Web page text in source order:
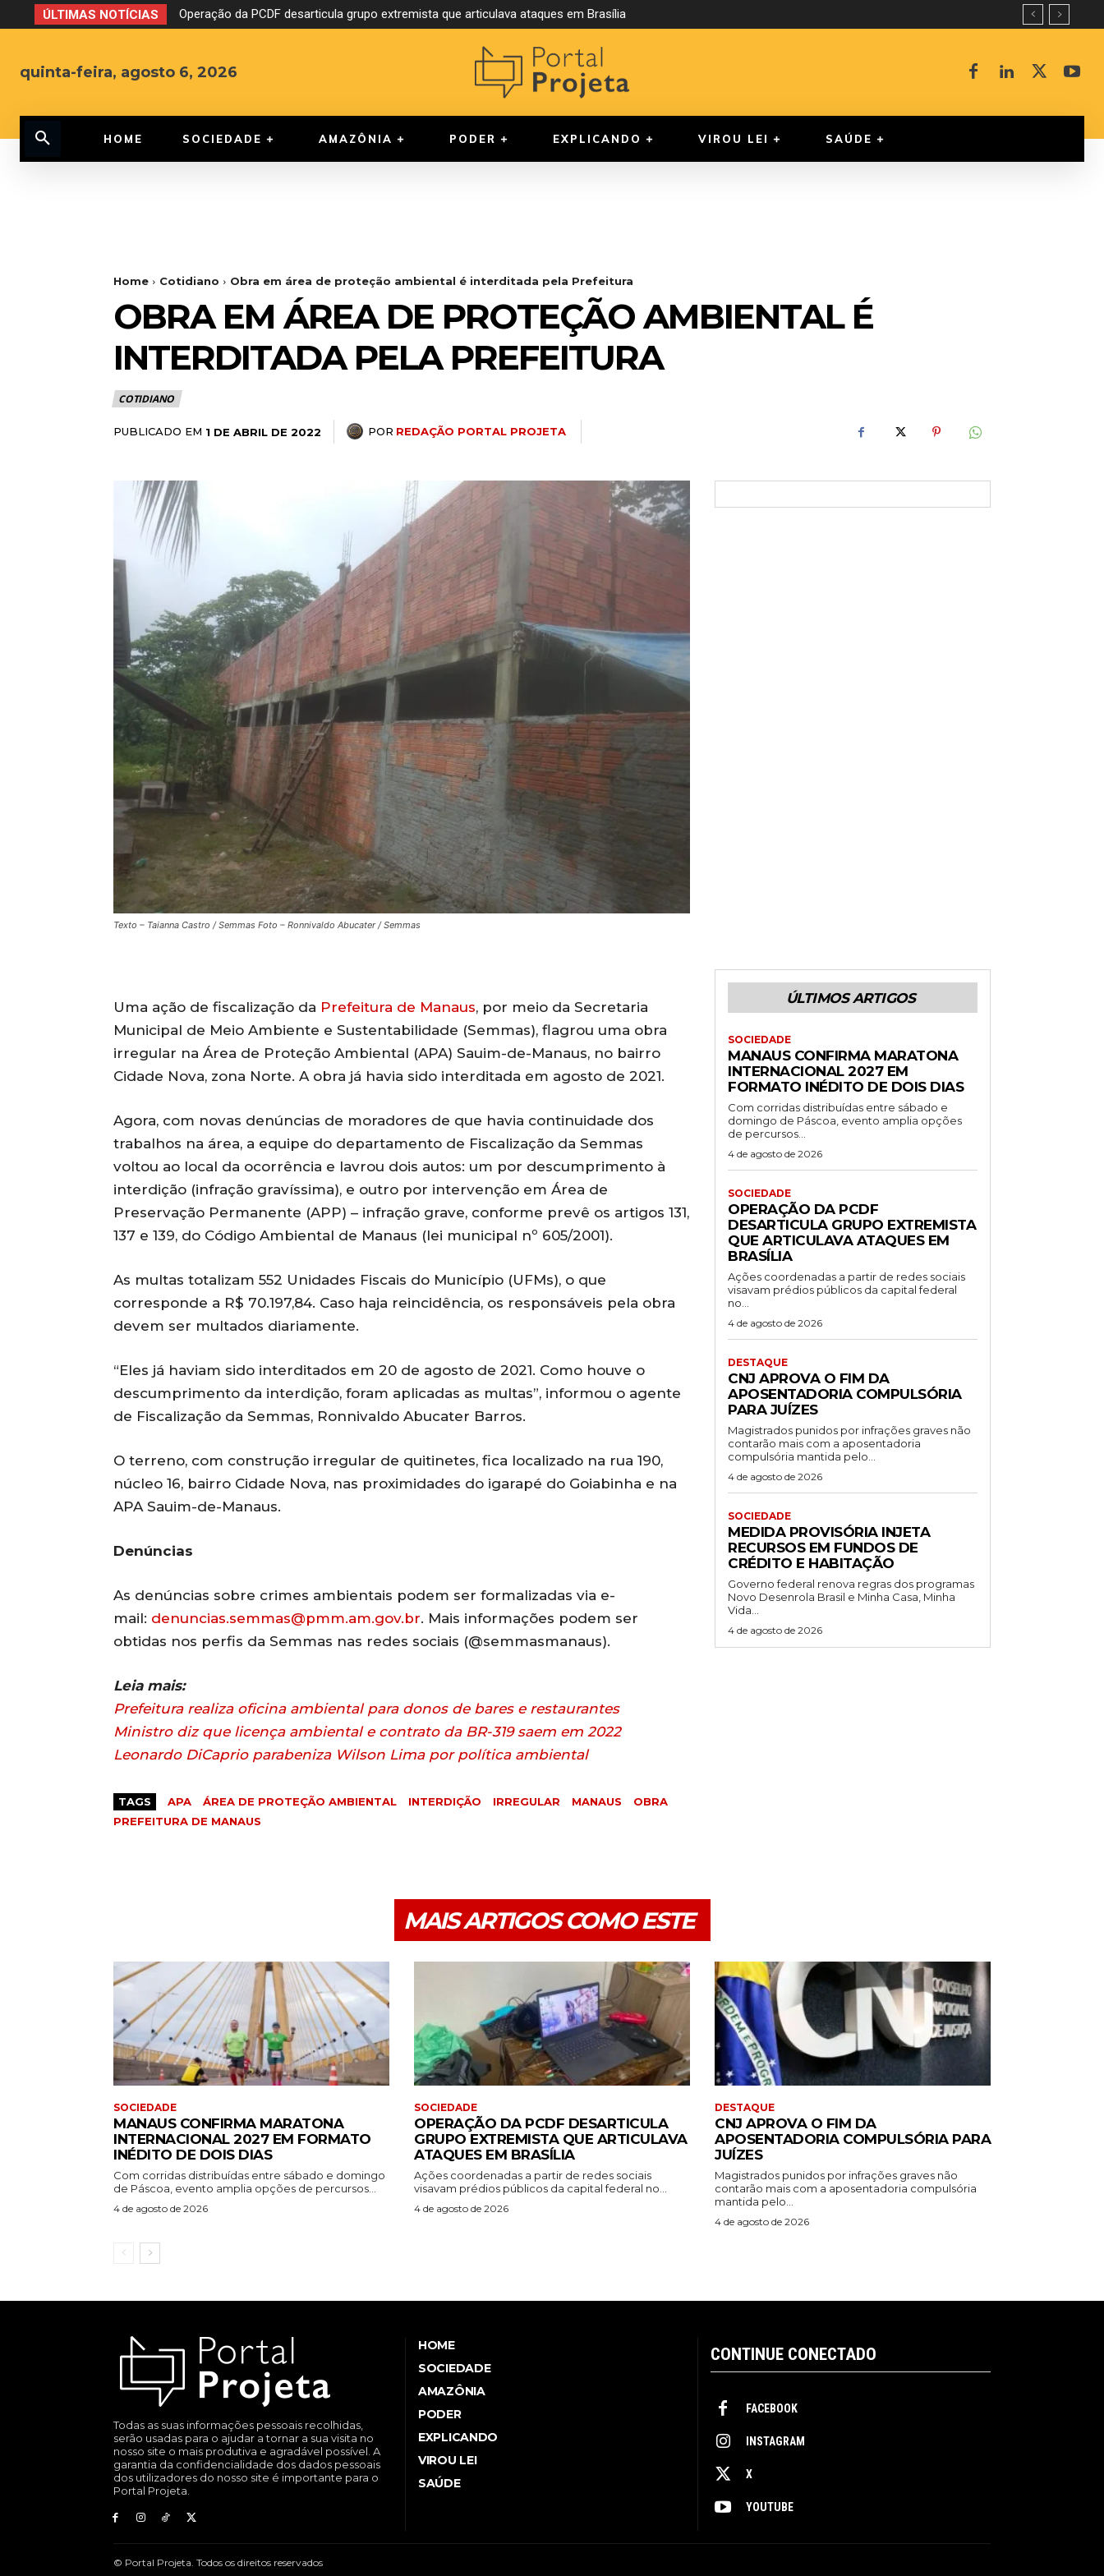
ÚLTIMAS NOTÍCIAS Operação da PCDF desarticula grupo extremista que articulava ataques em Brasília
CNJ aprova o fim da aposentadoria compulsória para juízes
quinta-feira, agosto 6, 2026
HOME SOCIEDADE AMAZÔNIA PODER EXPLICANDO VIROU LEI SAÚDE
Home Cotidiano Obra em área de proteção ambiental é interditada pela Prefeitura
OBRA EM ÁREA DE PROTEÇÃO AMBIENTAL É
INTERDITADA PELA PREFEITURA
COTIDIANO
PUBLICADO EM 1 DE ABRIL DE 2022 POR REDAÇÃO PORTAL PROJETA
Texto – Taianna Castro / Semmas Foto – Ronnivaldo Abucater / Semmas
Uma ação de fiscalização da Prefeitura de Manaus, por meio da Secretaria
Municipal de Meio Ambiente e Sustentabilidade (Semmas), flagrou uma obra
irregular na Área de Proteção Ambiental (APA) Sauim-de-Manaus, no bairro
Cidade Nova, zona Norte. A obra já havia sido interditada em agosto de 2021.
Agora, com novas denúncias de moradores de que havia continuidade dos
trabalhos na área, a equipe do departamento de Fiscalização da Semmas
voltou ao local da ocorrência e lavrou dois autos: um por descumprimento à
interdição (infração gravíssima), e outro por intervenção em Área de
Preservação Permanente (APP) – infração grave, conforme prevê os artigos 131,
137 e 139, do Código Ambiental de Manaus (lei municipal nº 605/2001).
As multas totalizam 552 Unidades Fiscais do Município (UFMs), o que
corresponde a R$ 70.197,84. Caso haja reincidência, os responsáveis pela obra
devem ser multados diariamente.
“Eles já haviam sido interditados em 20 de agosto de 2021. Como houve o
descumprimento da interdição, foram aplicadas as multas”, informou o agente
de Fiscalização da Semmas, Ronnivaldo Abucater Barros.
O terreno, com construção irregular de quitinetes, fica localizado na rua 190,
núcleo 16, bairro Cidade Nova, nas proximidades do igarapé do Goiabinha e na
APA Sauim-de-Manaus.
Denúncias
As denúncias sobre crimes ambientais podem ser formalizadas via e-
mail: denuncias.semmas@pmm.am.gov.br. Mais informações podem ser
obtidas nos perfis da Semmas nas redes sociais (@semmasmanaus).
Leia mais:
Prefeitura realiza oficina ambiental para donos de bares e restaurantes
Ministro diz que licença ambiental e contrato da BR-319 saem em 2022
Leonardo DiCaprio parabeniza Wilson Lima por política ambiental
TAGS APA ÁREA DE PROTEÇÃO AMBIENTAL INTERDIÇÃO IRREGULAR MANAUS
OBRA
PREFEITURA DE MANAUS
ÚLTIMOS ARTIGOS
SOCIEDADE
MANAUS CONFIRMA MARATONA
INTERNACIONAL 2027 EM
FORMATO INÉDITO DE DOIS DIAS
Com corridas distribuídas entre sábado e
domingo de Páscoa, evento amplia opções
de percursos...
4 de agosto de 2026
SOCIEDADE
OPERAÇÃO DA PCDF
DESARTICULA GRUPO EXTREMISTA
QUE ARTICULAVA ATAQUES EM
BRASÍLIA
Ações coordenadas a partir de redes sociais
visavam prédios públicos da capital federal
no...
4 de agosto de 2026
DESTAQUE
CNJ APROVA O FIM DA
APOSENTADORIA COMPULSÓRIA
PARA JUÍZES
Magistrados punidos por infrações graves não
contarão mais com a aposentadoria
compulsória mantida pelo...
4 de agosto de 2026
SOCIEDADE
MEDIDA PROVISÓRIA INJETA
RECURSOS EM FUNDOS DE
CRÉDITO E HABITAÇÃO
Governo federal renova regras dos programas
Novo Desenrola Brasil e Minha Casa, Minha
Vida...
4 de agosto de 2026
MAIS ARTIGOS COMO ESTE
SOCIEDADE
MANAUS CONFIRMA MARATONA
INTERNACIONAL 2027 EM FORMATO
INÉDITO DE DOIS DIAS
Com corridas distribuídas entre sábado e domingo
de Páscoa, evento amplia opções de percursos...
4 de agosto de 2026
SOCIEDADE
OPERAÇÃO DA PCDF DESARTICULA
GRUPO EXTREMISTA QUE ARTICULAVA
ATAQUES EM BRASÍLIA
Ações coordenadas a partir de redes sociais
visavam prédios públicos da capital federal no...
4 de agosto de 2026
DESTAQUE
CNJ APROVA O FIM DA
APOSENTADORIA COMPULSÓRIA PARA
JUÍZES
Magistrados punidos por infrações graves não
contarão mais com a aposentadoria compulsória
mantida pelo...
4 de agosto de 2026
Todas as suas informações pessoais recolhidas,
serão usadas para o ajudar a tornar a sua visita no
nosso site o mais produtiva e agradável possível. A
garantia da confidencialidade dos dados pessoais
dos utilizadores do nosso site é importante para o
Portal Projeta.
HOME
SOCIEDADE
AMAZÔNIA
PODER
EXPLICANDO
VIROU LEI
SAÚDE
CONTINUE CONECTADO
FACEBOOK
INSTAGRAM
X
YOUTUBE
© Portal Projeta. Todos os direitos reservados